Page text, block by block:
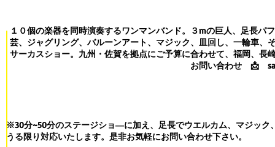
１０個の楽器を同時演奏するワンマンバンド。３mの巨人、足長パ
芸、ジャグリング、バルーンアート、マジック、皿回し、一輪車、
サーカスショー。九州・佐賀を拠点にご予算に合わせて、福岡、長
お問い合わせ 📩
※30分~50分のステージショ―に加え、足長でウエルカム、マジック
うる限り対応いたします。 是非お気軽にお問い合わせ下さい。